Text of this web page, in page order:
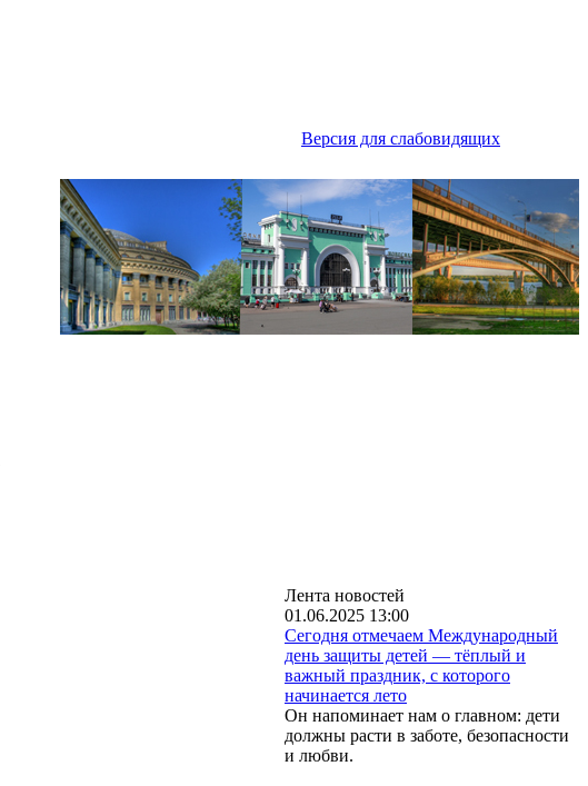
Версия для слабовидящих
Лента новостей
01.06.2025 13:00
Сегодня отмечаем Международный
день защиты детей — тёплый и
важный праздник, с которого
начинается лето
Он напоминает нам о главном: дети
должны расти в заботе, безопасности
и любви.